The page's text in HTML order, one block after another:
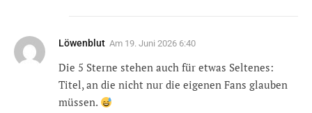
Löwenblut Am 19. Juni 2026 6:40
Die 5 Sterne stehen auch für etwas Seltenes:
Titel, an die nicht nur die eigenen Fans glauben
müssen.